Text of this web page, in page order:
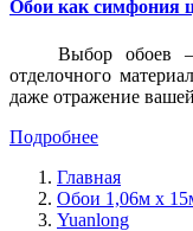
Обои как симфония
Выбор обоев
отделочного
даже отражение
Подробнее
Главная
Обои 1,06м x
Yuanlong